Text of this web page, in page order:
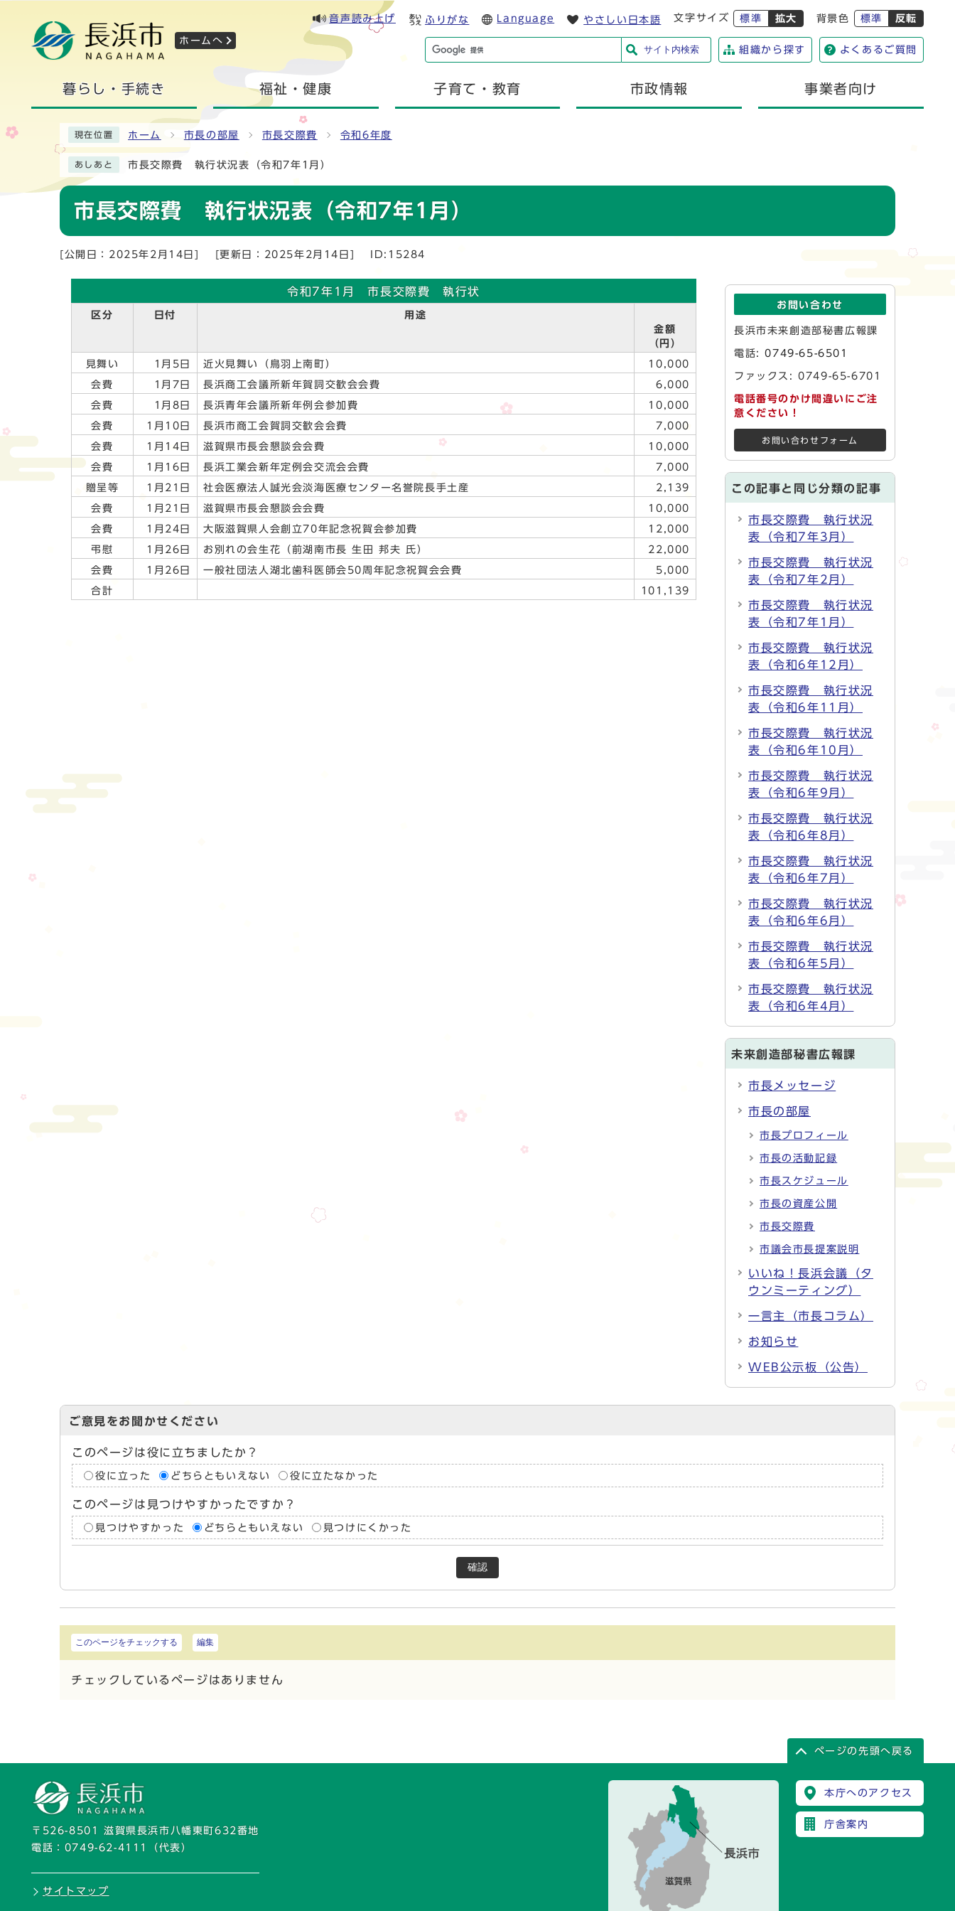
ホームへ
音声読み上げ ふりがな Language やさしい日本語 文字サイズ 標準 拡大 背景色 標準 反転
サイト内検索 組織から探す よくあるご質問
暮らし・手続き 福祉・健康 子育て・教育 市政情報 事業者向け
現在位置 ホーム 市長の部屋 市長交際費 令和6年度
あしあと 市長交際費 執行状況表（令和7年1月）
市長交際費 執行状況表（令和7年1月）
[公開日：2025年2月14日] [更新日：2025年2月14日] ID:15284
令和7年1月 市長交際費 執行状
区分 日付
用途
金額
（円）
見舞い 1月5日 近火見舞い（鳥羽上南町） 10,000
会費 1月7日 長浜商工会議所新年賀詞交歓会会費 6,000
会費 1月8日 長浜青年会議所新年例会参加費 10,000
会費 1月10日 長浜市商工会賀詞交歓会会費 7,000
会費 1月14日 滋賀県市長会懇談会会費 10,000
会費 1月16日 長浜工業会新年定例会交流会会費 7,000
贈呈等 1月21日 社会医療法人誠光会淡海医療センター名誉院長手土産 2,139
会費 1月21日 滋賀県市長会懇談会会費 10,000
会費 1月24日 大阪滋賀県人会創立70年記念祝賀会参加費 12,000
弔慰 1月26日 お別れの会生花（前湖南市長 生田 邦夫 氏） 22,000
会費 1月26日 一般社団法人湖北歯科医師会50周年記念祝賀会会費 5,000
合計 101,139
お問い合わせ
長浜市未来創造部秘書広報課
電話:0749-65-6501
ファックス: 0749-65-6701
電話番号のかけ間違いにご注
意ください！
お問い合わせフォーム
この記事と同じ分類の記事
市長交際費 執行状況
表（令和7年3月）
市長交際費 執行状況
表（令和7年2月）
市長交際費 執行状況
表（令和7年1月）
市長交際費 執行状況
表（令和6年12月）
市長交際費 執行状況
表（令和6年11月）
市長交際費 執行状況
表（令和6年10月）
市長交際費 執行状況
表（令和6年9月）
市長交際費 執行状況
表（令和6年8月）
市長交際費 執行状況
表（令和6年7月）
市長交際費 執行状況
表（令和6年6月）
市長交際費 執行状況
表（令和6年5月）
市長交際費 執行状況
表（令和6年4月）
未来創造部秘書広報課
市長メッセージ
市長の部屋
市長プロフィール
市長の活動記録
市長スケジュール
市長の資産公開
市長交際費
市議会市長提案説明
いいね！長浜会議（タ
ウンミーティング）
一言主（市長コラム）
お知らせ
WEB公示板（公告）
ご意見をお聞かせください
このページは役に立ちましたか？
役に立った どちらともいえない 役に立たなかった
このページは見つけやすかったですか？
見つけやすかった どちらともいえない 見つけにくかった
確認
このページをチェックする 編集
チェックしているページはありません
ページの先頭へ戻る
〒526-8501 滋賀県長浜市八幡東町632番地
電話： 0749-62-4111 （代表）
サイトマップ
本庁へのアクセス
庁舎案内